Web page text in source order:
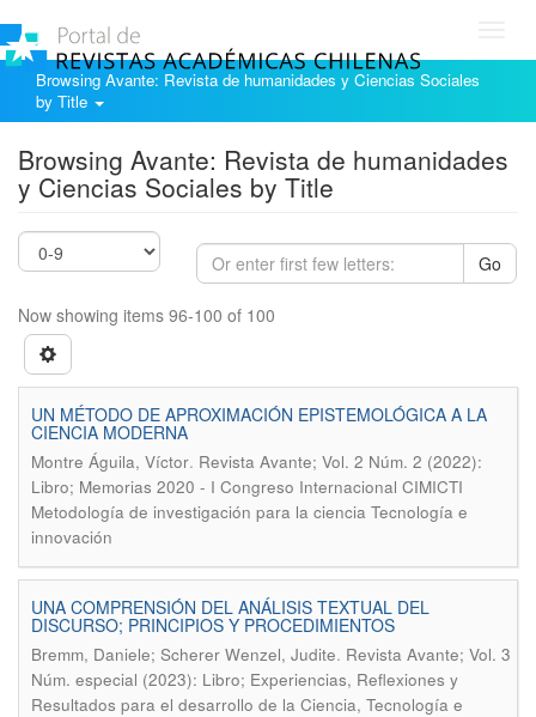
Browsing Avante: Revista de humanidades y Ciencias Sociales
by Title
Browsing Avante: Revista de humanidades
y Ciencias Sociales by Title
Go
Now showing items 96-100 of 100
UN MÉTODO DE APROXIMACIÓN EPISTEMOLÓGICA A LA
CIENCIA MODERNA
Montre Águila, Víctor. Revista Avante; Vol. 2 Núm. 2 (2022):
Libro; Memorias 2020 - I Congreso Internacional CIMICTI
Metodología de investigación para la ciencia Tecnología e
innovación
UNA COMPRENSIÓN DEL ANÁLISIS TEXTUAL DEL
DISCURSO; PRINCIPIOS Y PROCEDIMIENTOS
Bremm, Daniele; Scherer Wenzel, Judite. Revista Avante; Vol. 3
Núm. especial (2023): Libro; Experiencias, Reflexiones y
Resultados para el desarrollo de la Ciencia, Tecnología e